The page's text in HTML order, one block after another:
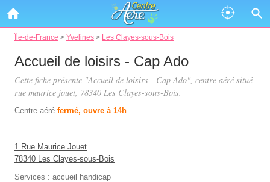
Île-de-France > Yvelines > Les Clayes-sous-Bois
Accueil de loisirs - Cap Ado
Cette fiche présente "Accueil de loisirs - Cap Ado", centre aéré situé
rue maurice jouet, 78340 Les Clayes-sous-Bois.
Centre aéré fermé, ouvre à 14h
1 Rue Maurice Jouet
78340 Les Clayes-sous-Bois
Services : accueil handicap